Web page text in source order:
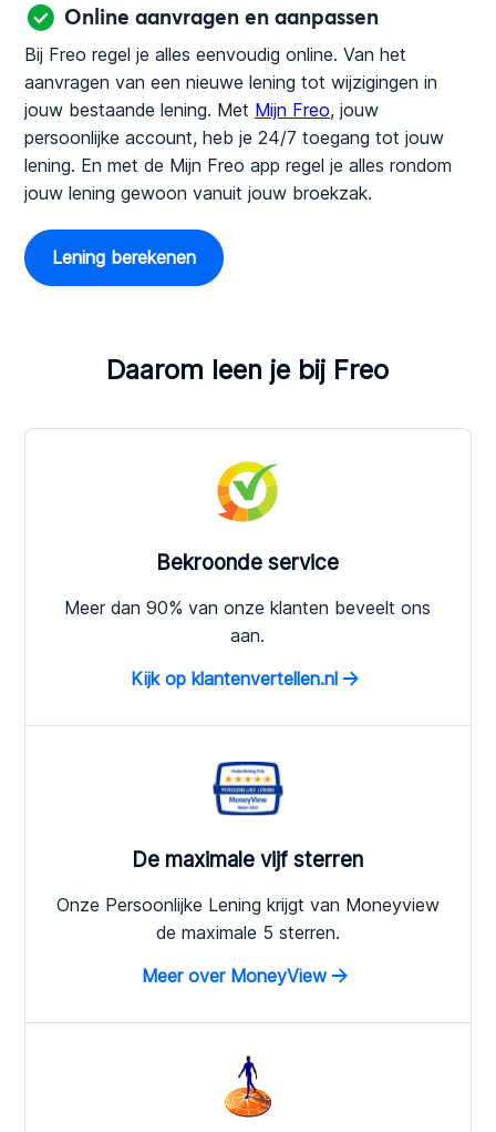
Online aanvragen en aanpassen
Bij Freo regel je alles eenvoudig online. Van het
aanvragen van een nieuwe lening tot wijzigingen in
jouw bestaande lening. Met Mijn Freo, jouw
persoonlijke account, heb je 24/7 toegang tot jouw
lening. En met de Mijn Freo app regel je alles rondom
jouw lening gewoon vanuit jouw broekzak.
Lening berekenen
Daarom leen je bij Freo
Bekroonde service
Meer dan 90% van onze klanten beveelt ons
aan.
Kijk op klantenvertellen.nl
De maximale vijf sterren
Onze Persoonlijke Lening krijgt van Moneyview
de maximale 5 sterren.
Meer over MoneyView